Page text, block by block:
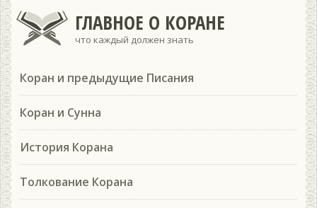
ГЛАВНОЕ О КОРАНЕ
что каждый должен знать
Коран и предыдущие Писания
Коран и Сунна
История Корана
Толкование Корана